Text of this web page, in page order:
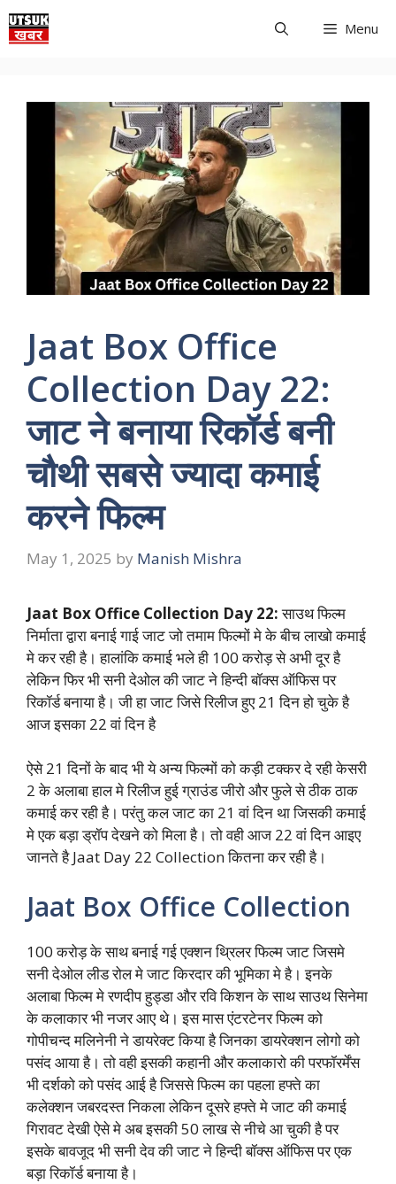
Skip
to
Menu
Jaat Box Office
Collection Day 22:
जाट ने बनाया रिकॉर्ड बनी
चौथी सबसे ज्यादा कमाई
करने फिल्म
May 1, 2025 by Manish Mishra
Jaat Box Office Collection Day 22:साउथ फिल्म
निर्माता द्वारा बनाई गाई जाट जो तमाम फिल्मों मे के बीच लाखो कमाई
मे कर रही है। हालांकि कमाई भले ही 100 करोड़ से अभी दूर है
लेकिन फिर भी सनी देओल की जाट ने हिन्दी बॉक्स ऑफिस पर
रिकॉर्ड बनाया है। जी हा जाट जिसे रिलीज हुए 21 दिन हो चुके है
आज इसका 22 वां दिन है
ऐसे 21 दिनों के बाद भी ये अन्य फिल्मों को कड़ी टक्कर दे रही केसरी
2 के अलाबा हाल मे रिलीज हुई ग्राउंड जीरो और फुले से ठीक ठाक
कमाई कर रही है। परंतु कल जाट का 21 वां दिन था जिसकी कमाई
मे एक बड़ा ड्रॉप देखने को मिला है। तो वही आज 22 वां दिन आइए
जानते है Jaat Day 22 Collection कितना कर रही है।
Jaat Box Office Collection
100 करोड़ के साथ बनाई गई एक्शन थ्रिलर फिल्म जाट जिसमे
सनी देओल लीड रोल मे जाट किरदार की भूमिका मे है। इनके
अलाबा फिल्म मे रणदीप हुड्डा और रवि किशन के साथ साउथ सिनेमा
के कलाकार भी नजर आए थे। इस मास एंटरटेनर फिल्म को
गोपीचन्द मलिनेनी ने डायरेक्ट किया है जिनका डायरेक्शन लोगो को
पसंद आया है। तो वही इसकी कहानी और कलाकारो की परफॉरर्मेंस
भी दर्शको को पसंद आई है जिससे फिल्म का पहला हफ्ते का
कलेक्शन जबरदस्त निकला लेकिन दूसरे हफ्ते मे जाट की कमाई
गिरावट देखी ऐसे मे अब इसकी 50 लाख से नीचे आ चुकी है पर
इसके बावजूद भी सनी देव की जाट ने हिन्दी बॉक्स ऑफिस पर एक
बड़ा रिकॉर्ड बनाया है।